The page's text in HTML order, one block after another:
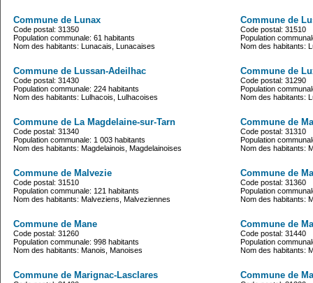
Commune de Lunax
Code postal: 31350
Population communale: 61 habitants
Nom des habitants: Lunacais, Lunacaises
Commune de
Code postal: 31510
Population
Nom des habitants:
Commune de Lussan-Adeilhac
Code postal: 31430
Population communale: 224 habitants
Nom des habitants: Lulhacois, Lulhacoises
Commune de
Code postal: 31290
Population
Nom des habitants:
Commune de La Magdelaine-sur-Tarn
Code postal: 31340
Population communale: 1 003 habitants
Nom des habitants: Magdelainois, Magdelainoises
Commune de
Code postal: 31310
Population
Nom des habitants:
Commune de Malvezie
Code postal: 31510
Population communale: 121 habitants
Nom des habitants: Malveziens, Malveziennes
Commune de
Code postal: 31360
Population
Nom des habitants:
Commune de Mane
Code postal: 31260
Population communale: 998 habitants
Nom des habitants: Manois, Manoises
Commune de
Code postal: 31440
Population
Nom des habitants:
Commune de Marignac-Lasclares Commune de